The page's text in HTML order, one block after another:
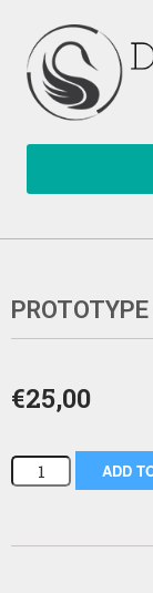
€25,00
ADD